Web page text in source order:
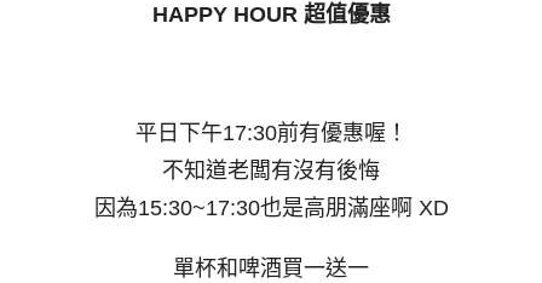
HAPPY HOUR 超值優惠
平日下午17:30前有優惠喔！
不知道老闆有沒有後悔
因為15:30~17:30也是高朋滿座啊 XD
單杯和啤酒買一送一